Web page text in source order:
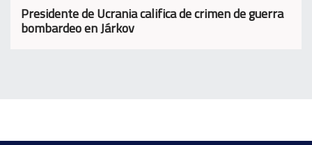
Presidente de Ucrania califica de crimen de guerra
bombardeo en Járkov